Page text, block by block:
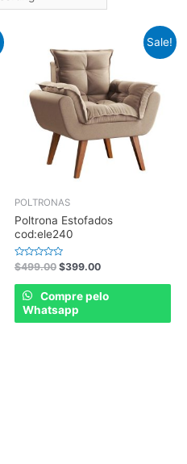
Sale!
POLTRONAS
Poltrona Estofados
cod:ele240
Rated
0
out
$499.00 $399.00
Compre pelo
Whatsapp